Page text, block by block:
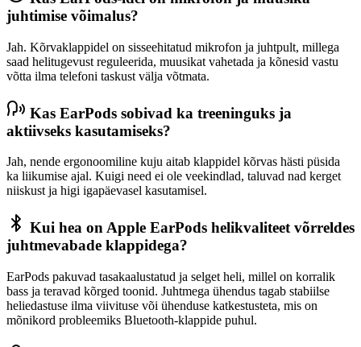
juhtimise võimalus?
Jah. Kõrvaklappidel on sisseehitatud mikrofon ja juhtpult, millega
saad helitugevust reguleerida, muusikat vahetada ja kõnesid vastu
võtta ilma telefoni taskust välja võtmata.
Kas EarPods sobivad ka treeninguks ja
aktiivseks kasutamiseks?
Jah, nende ergonoomiline kuju aitab klappidel kõrvas hästi püsida
ka liikumise ajal. Kuigi need ei ole veekindlad, taluvad nad kerget
niiskust ja higi igapäevasel kasutamisel.
Kui hea on Apple EarPods helikvaliteet võrreldes
juhtmevabade klappidega?
EarPods pakuvad tasakaalustatud ja selget heli, millel on korralik
bass ja teravad kõrged toonid. Juhtmega ühendus tagab stabiilse
heliedastuse ilma viivituse või ühenduse katkestusteta, mis on
mõnikord probleemiks Bluetooth-klappide puhul.